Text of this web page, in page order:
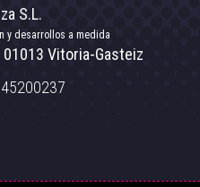
S.L.
y desarrollos a medida
01013 Vitoria-Gasteiz